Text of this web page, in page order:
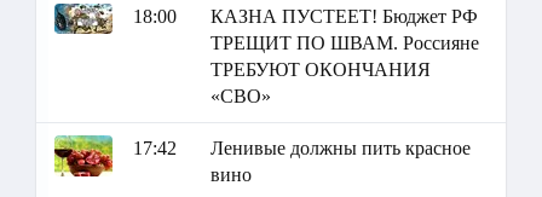
18:00
КАЗНА ПУСТЕЕТ! Бюджет РФ
ТРЕЩИТ ПО ШВАМ. Россияне
ТРЕБУЮТ ОКОНЧАНИЯ
«СВО»
17:42
Ленивые должны пить красное
вино